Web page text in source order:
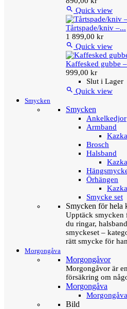
 Quick view
Tårtspade/kniv –...
1 899,00 kr
 Quick view
Kaffesked gubbe
999,00 kr
Slut i Lager
 Quick view
Smycken
Smycken
Ankelkedjor
Armband
Brosch
Halsband
Örhängen
Smycke set
Smycken för hela
Upptäck
du ringar,
smyckeset –
rätt smycke för
Morgongåva
Morgongåvor
Morgongåvor är
försäkring om
Morgongåva
Morgongåva
Bild